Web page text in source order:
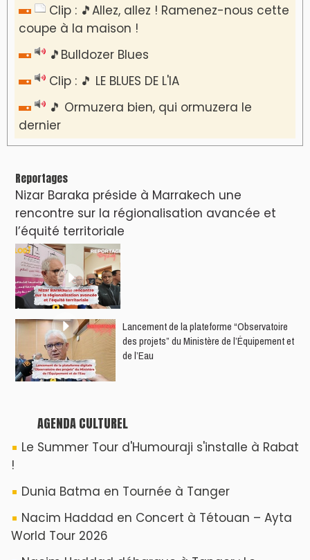
​Lancement de la plateforme “Observatoire
des projets” du Ministère de l’Équipement et
AGENDA CULTUREL
Le Summer Tour d'Humouraji s'installe à Rabat
Dunia Batma en Tournée à Tanger
Nacim Haddad en Concert à Tétouan – Ayta
World Tour 2026
Nacim Haddad débarque à Tanger : Le
Souffle du Nord s'éveille !
Nacim Haddad Ayta World Tour à Rabat (
4ème date )